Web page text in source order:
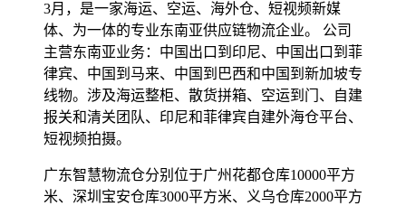
3月，是一家海运、空运、海外仓、短视频新媒
体、为一体的专业东南亚供应链物流企业。 公司
主营东南亚业务：中国出口到印尼、中国出口到菲
律宾、中国到马来、中国到巴西和中国到新加坡专
线物。涉及海运整柜、散货拼箱、空运到门、自建
报关和清关团队、印尼和菲律宾自建外海仓平台、
短视频拍摄。
广东智慧物流仓分别位于广州花都仓库10000平方
米、深圳宝安仓库3000平方米、义乌仓库2000平方